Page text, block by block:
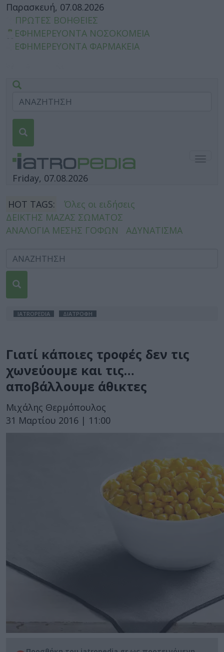
Παρασκευή, 07.08.2026
ΠΡΩΤΕΣ ΒΟΗΘΕΙΕΣ
ΕΦΗΜΕΡΕΥΟΝΤΑ ΝΟΣΟΚΟΜΕΙΑ
ΕΦΗΜΕΡΕΥΟΝΤΑ ΦΑΡΜΑΚΕΙΑ
Friday, 07.08.2026
HOT TAGS:
Όλες οι ειδήσεις
ΔΕΙΚΤΗΣ ΜΑΖΑΣ ΣΩΜΑΤΟΣ
ΑΝΑΛΟΓΙΑ ΜΕΣΗΣ ΓΟΦΩΝ
ΑΔΥΝΑΤΙΣΜΑ
IATROPEDIA ΔΙΑΤΡΟΦΗ
Γιατί κάποιες τροφές δεν τις
χωνεύουμε και τις…
αποβάλλουμε άθικτες
Μιχάλης Θερμόπουλος
31 Μαρτίου 2016 | 11:00